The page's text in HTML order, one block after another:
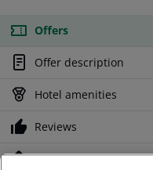
Offers
Offer description
Hotel amenities
Reviews
Location